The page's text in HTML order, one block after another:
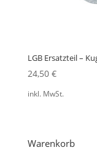
LGB Ersatzteil –
24,50 €
inkl. MwSt.
Warenkorb